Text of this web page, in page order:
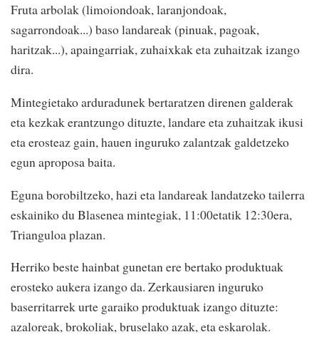
Fruta arbolak (limoiondoak, laranjondoak,
sagarrondoak...) baso landareak (pinuak, pagoak,
haritzak...), apaingarriak, zuhaixkak eta zuhaitzak izango
dira.
Mintegietako arduradunek bertaratzen direnen galderak
eta kezkak erantzungo dituzte, landare eta zuhaitzak ikusi
eta erosteaz gain, hauen inguruko zalantzak galdetzeko
egun aproposa baita.
Eguna borobiltzeko, hazi eta landareak landatzeko tailerra
eskainiko du Blasenea mintegiak, 11:00etatik 12:30era,
Trianguloa plazan.
Herriko beste hainbat gunetan ere bertako produktuak
erosteko aukera izango da. Zerkausiaren inguruko
baserritarrek urte garaiko produktuak izango dituzte:
azaloreak, brokoliak, bruselako azak, eta eskarolak.